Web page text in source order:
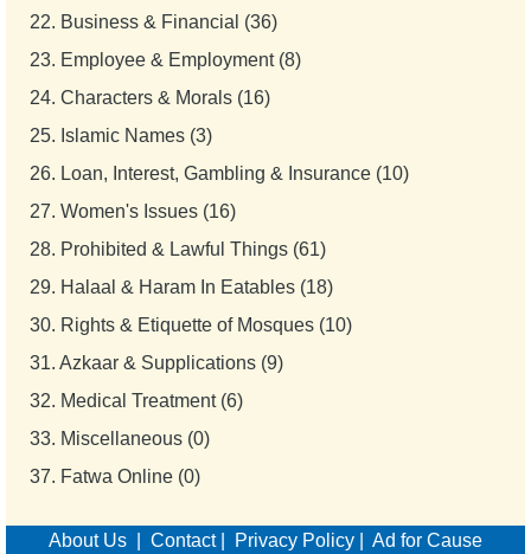
22. Business & Financial (36)
23. Employee & Employment (8)
24. Characters & Morals (16)
25. Islamic Names (3)
26. Loan, Interest, Gambling & Insurance (10)
27. Women's Issues (16)
28. Prohibited & Lawful Things (61)
29. Halaal & Haram In Eatables (18)
30. Rights & Etiquette of Mosques (10)
31. Azkaar & Supplications (9)
32. Medical Treatment (6)
33. Miscellaneous (0)
37. Fatwa Online (0)
About Us Contact| Privacy Policy Ad for Cause